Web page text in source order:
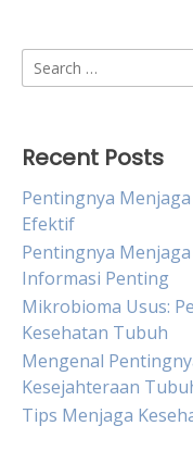
Search
for:
Recent Posts
Pentingnya
Efektif
Pentingnya
Informasi Penting
Mikrobioma Usus:
Kesehatan Tubuh
Mengenal
Kesejahteraan
Tips Menjaga